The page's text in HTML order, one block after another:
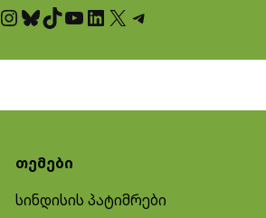
InstagramBluesky TikTok YouTube LinkedIn X Telegram
თემები
სინდისის პატიმრები